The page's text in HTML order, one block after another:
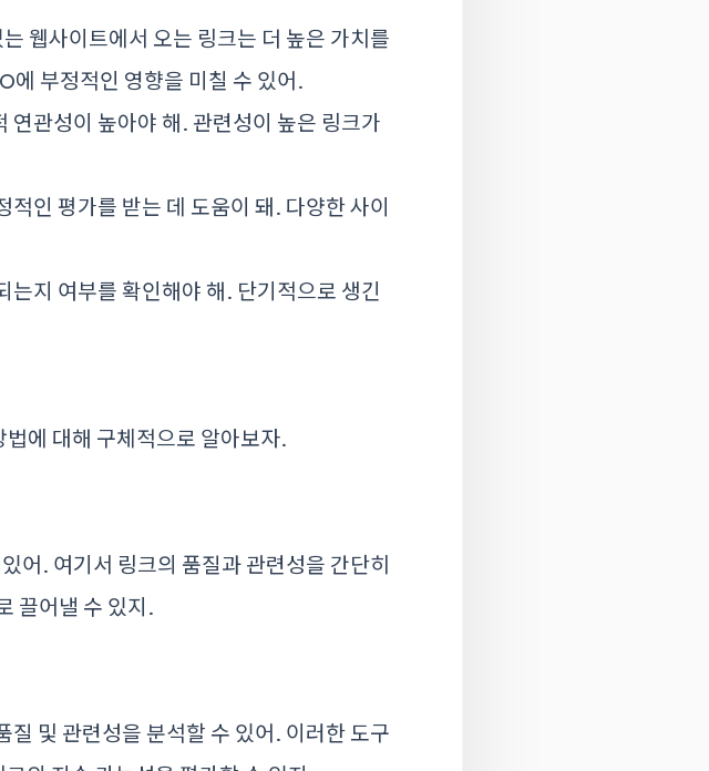
웹사이트에서 오는 링크는 더 높은 가치를
에 부정적인 영향을 미칠 수 있어.
연관성이 높아야 해. 관련성이 높은 링크가
인 평가를 받는 데 도움이 돼. 다양한 사이
는지 여부를 확인해야 해. 단기적으로 생긴
에 대해 구체적으로 알아보자.
어. 여기서 링크의 품질과 관련성을 간단히
끌어낼 수 있지.
및 관련성을 분석할 수 있어. 이러한 도구